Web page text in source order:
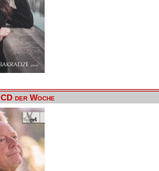
CD der Woche